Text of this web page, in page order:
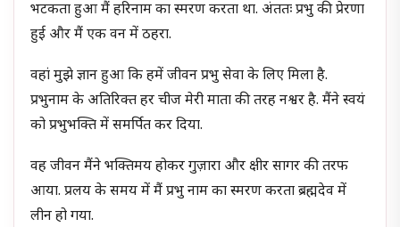
भटकता हुआ मैं हरिनाम का स्मरण करता था. अंततः प्रभु की प्रेरणा
हुई और मैं एक वन में ठहरा.
वहां मुझे ज्ञान हुआ कि हमें जीवन प्रभु सेवा के लिए मिला है.
प्रभुनाम के अतिरिक्त हर चीज मेरी माता की तरह नश्वर है. मैंने स्वयं
को प्रभुभक्ति में समर्पित कर दिया.
वह जीवन मैंने भक्तिमय होकर गुज़ारा और क्षीर सागर की तरफ
आया. प्रलय के समय में मैं प्रभु नाम का स्मरण करता ब्रह्मदेव में
लीन हो गया.